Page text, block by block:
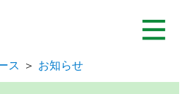
ス ＞ お知らせ